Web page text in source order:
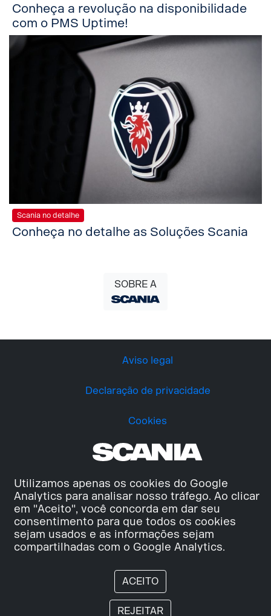
Utilizamos apenas os cookies do Google
Analytics para analisar nosso tráfego. Ao clicar
em "Aceito", você concorda em dar seu
consentimento para que todos os cookies
sejam usados e as informações sejam
compartilhadas com o Google Analytics.
ACEITO
REJEITAR
Conheça a revolução na disponibilidade
com o PMS Uptime!
Scania no detalhe
Conheça no detalhe as Soluções Scania
SOBRE A
Aviso legal
Declaração de privacidade
Cookies